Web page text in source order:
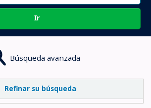
Ir
Búsqueda avanzada
Refinar su búsqueda